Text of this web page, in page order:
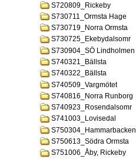
S720809_Rickeby
S730711_Ormsta Hage
S730719_Norra Ormsta
S730725_Ekebydalsomr
S730904_SÖ Lindholmen
S740321_Bällsta
S740322_Bällsta
S740509_Vargmötet
S740816_Norra Runborg
S740923_Rosendalsomr
S741003_Lovisedal
S750304_Hammarbacken
S750613_Södra Ormsta
S751006_Åby, Rickeby